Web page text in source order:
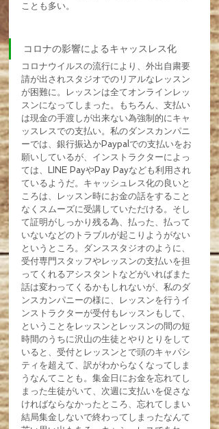
ことも多い。
コロナの影響によるキャッスレス化
コロナウイルスの流行により、外出自粛要
請が出されスタジオでのリアルなレッスン
が困難に。レッスンは全てオンラインレッ
スンになってしまった。もちろん、支払い
は現金の手渡しが出来ない為強制的にキャ
ッスレスでの支払い。私のダンスカンパニ
ーでは、銀行振込かPaypalでの支払いをお
願いしているが、インストラクターによっ
ては、LINE PayやPay Payなども利用され
ているようだ。キャッシュレス化の良いと
ころは、レッスン時にお金の話をすること
なくスムーズに受講していただける。そし
て証明がしっかり残る為、払った、払って
いないなどのトラブルが起こりようがない
というところ。ダンススタジオのように、
受付専門スタッフやレッスンの支払いを担
ってくれるアシスタントなどがいればまた
話は変わってくるかもしれないが、私のダ
ンスカンパニーの様に、レッスンを行うイ
ンストラクターが受付もレッスンもして、
ということをレッスンとレッスンの間の短
時間のうちに沢山の生徒とやりとりをして
いると、受付とレッスンとで頭のキャパシ
ティを超えて、訳がわからなくなってしま
うなんてことも。集金日にお金を忘れてし
まった生徒がいて、次週に支払いを促さな
ければならなかったところ、忘れてしまい
結局集金しないで終わってしまったなんて